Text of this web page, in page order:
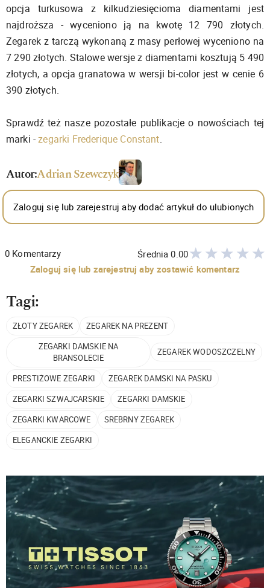
opcja turkusowa z kilkudziesięcioma diamentami jest
najdroższa - wyceniono ją na kwotę 12 790 złotych.
Zegarek z tarczą wykonaną z masy perłowej wyceniono na
7 290 złotych. Stalowe wersje z diamentami kosztują 5 490
złotych, a opcja granatowa w wersji bi-color jest w cenie 6
390 złotych.
Sprawdź też nasze pozostałe publikacje o nowościach tej
marki -zegarki Frederique Constant.
Autor:Adrian Szewczyk
Zaloguj się lub zarejestruj aby dodać artykuł do ulubionych
0 Komentarzy Średnia0.00
Zaloguj się lub zarejestruj aby zostawić komentarz
Tagi:
ZŁOTY ZEGAREK
ZEGAREK NA PREZENT
ZEGARKI DAMSKIE NA
BRANSOLECIE
ZEGAREK WODOSZCZELNY
PRESTIŻOWE ZEGARKI
ZEGAREK DAMSKI NA PASKU
ZEGARKI SZWAJCARSKIE
ZEGARKI DAMSKIE
ZEGARKI KWARCOWE
SREBRNY ZEGAREK
ELEGANCKIE ZEGARKI